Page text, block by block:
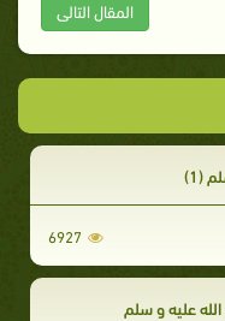
المقال التالى
(1)
6927
عليه و سلم